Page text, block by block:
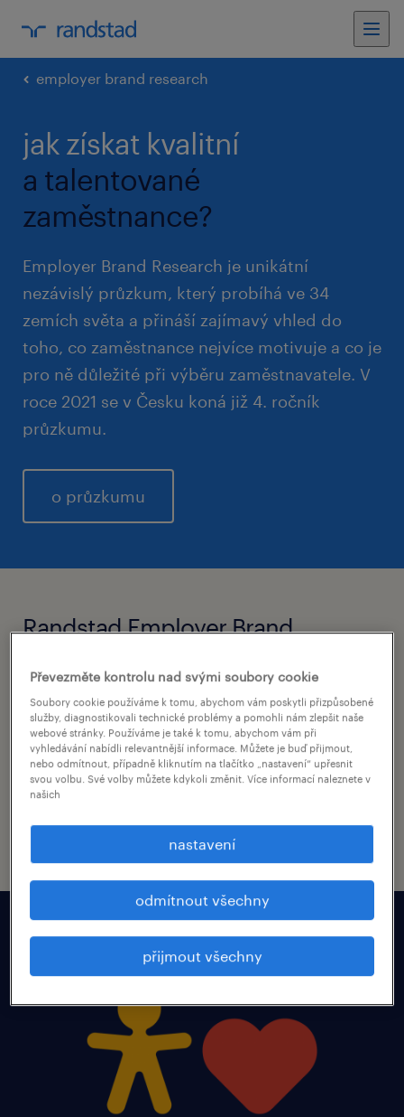
employer brand research
jak získat kvalitní
a talentované
zaměstnance?
Employer Brand Research je unikátní
nezávislý průzkum, který probíhá ve 34
zemích světa a přináší zajímavý vhled do
toho, co zaměstnance nejvíce motivuje a co je
pro ně důležité při výběru zaměstnavatele. V
roce 2021 se v Česku koná již 4. ročník
průzkumu.
o průzkumu
Randstad Employer Brand
Randstad Award ČR
přehled vítězů 2020
Převezměte kontrolu nad svými soubory cookie
Soubory cookie používáme k tomu, abychom vám poskytli přizpůsobené
služby, diagnostikovali technické problémy a pomohli nám zlepšit naše
webové stránky. Používáme je také k tomu, abychom vám při
vyhledávání nabídli relevantnější informace. Můžete je buď přijmout,
nebo odmítnout, případně kliknutím na tlačítko „nastavení“ upřesnit
svou volbu. Své volby můžete kdykoli změnit. Více informací naleznete v
našich
nastavení
odmítnout všechny
přijmout všechny